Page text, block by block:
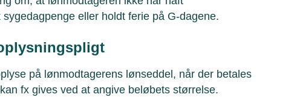
eller holdt ferie på G-dagene.
på lønmodtagerens lønseddel, når der betales
fx gives ved at angive beløbets størrelse.